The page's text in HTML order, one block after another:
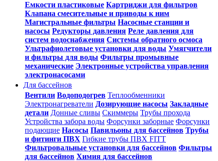
Емкости пластиковые Картриджи для фильтров
Клапана смесительные и приводы к ним
Магистральные фильтры Насосные станции и
насосы Редукторы давления Реле давления для
систем водоснабжения Системы обратного осмоса
Ультрафиолетовые установки для воды Умягчители
и фильтры для воды Фильтры промывные
механические Электронные устройства управления
электронасосами
Для бассейнов
Вентили Водоподогрев Теплообменники
Электронагреватели Дозирующие насосы Закладные
детали Донные сливы Скиммеры Трубы прохода
Устройства забора воды Форсунки заборные Форсунки
подающие Насосы Павильоны для бассейнов Трубы
и фитинги ПВХ Гибкие трубы ПВХ FITT
Фильтровальные установки для бассейнов Фильтры
для бассейнов Химия для бассейнов